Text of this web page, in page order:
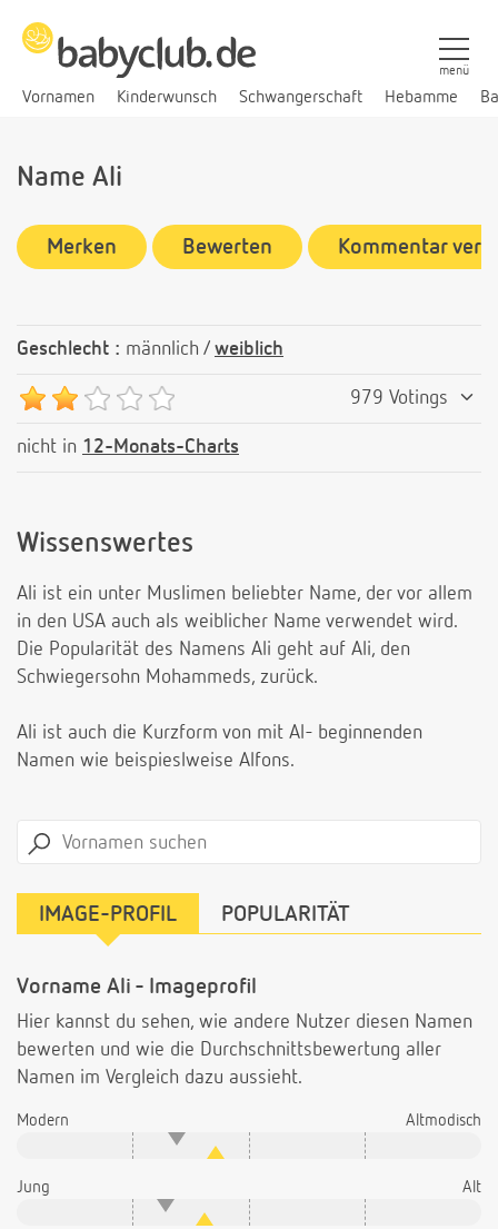
Vornamen Kinderwunsch Schwangerschaft Hebamme
menü
Name Ali
Merken Bewerten Kommentar
Geschlecht : männlich / weiblich
979 Votings
nicht in 12-Monats-Charts
Wissenswertes
Ali ist ein unter Muslimen beliebter Name, der vor allem
in den USA auch als weiblicher Name verwendet wird.
Die Popularität des Namens Ali geht auf Ali, den
Schwiegersohn Mohammeds, zurück.
Ali ist auch die Kurzform von mit Al- beginnenden
Namen wie beispieslweise Alfons.
IMAGE-PROFIL POPULARITÄT
Vorname Ali - Imageprofil
Hier kannst du sehen, wie andere Nutzer diesen Namen
bewerten und wie die Durchschnittsbewertung aller
Namen im Vergleich dazu aussieht.
Modern Altmodisch
Jung Alt